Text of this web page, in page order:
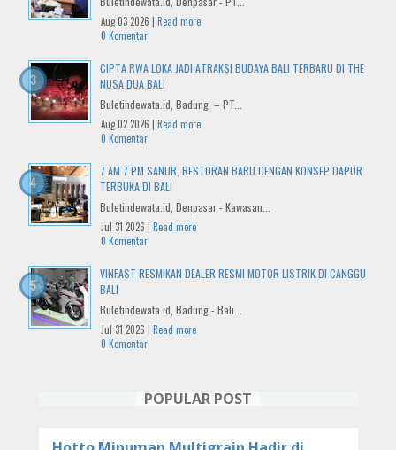
Aug 03 2026 | Read more
0 Komentar
CIPTA RWA LOKA JADI ATRAKSI BUDAYA BALI TERBARU DI THE
NUSA DUA BALI
Buletindewata.id, Badung – PT...
Aug 02 2026 | Read more
0 Komentar
7 AM 7 PM SANUR, RESTORAN BARU DENGAN KONSEP DAPUR
TERBUKA DI BALI
Buletindewata.id, Denpasar - Kawasan...
Jul 31 2026 | Read more
0 Komentar
VINFAST RESMIKAN DEALER RESMI MOTOR LISTRIK DI CANGGU
BALI
Buletindewata.id, Badung - Bali...
Jul 31 2026 | Read more
0 Komentar
POPULAR POST